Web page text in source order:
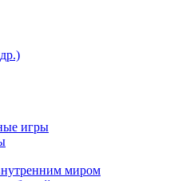
игры
миром